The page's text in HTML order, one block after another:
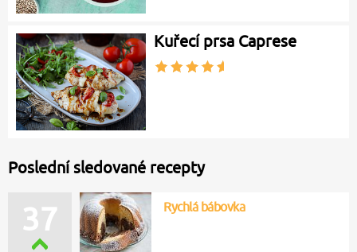
Kuřecí prsa Caprese
Poslední sledované recepty
37 Rychlá bábovka